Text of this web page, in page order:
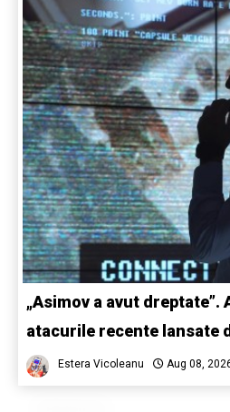
„Asimov a avut dreptate”.
atacurile recente lansate
Estera Vicoleanu Aug 08,